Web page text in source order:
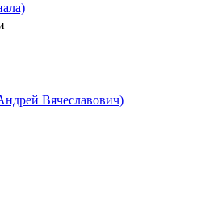
Вячеславович)